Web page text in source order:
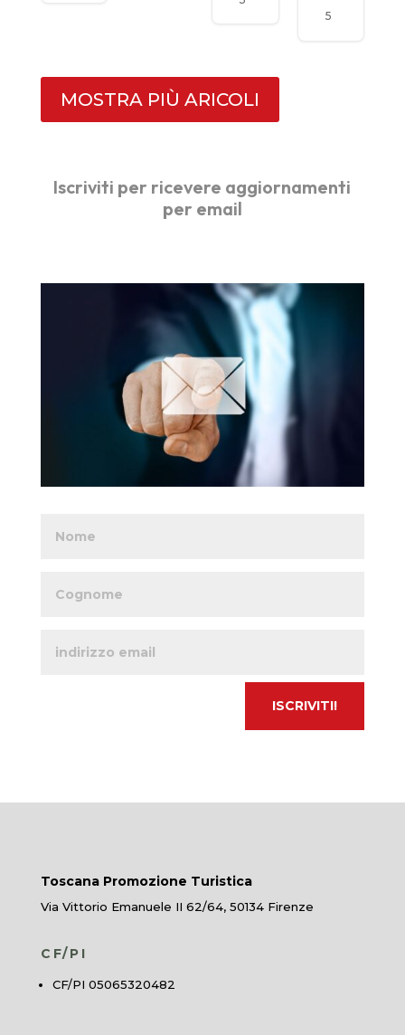
Cret
à e
nuo
ve
rienz
5
MOSTRA PIÙ ARICOLI
Iscriviti per ricevere aggiornamenti
per email
Toscana Promozione Turistica
Via Vittorio Emanuele II 62/64, 50134 Firenze
CF/PI
CF/PI 05065320482